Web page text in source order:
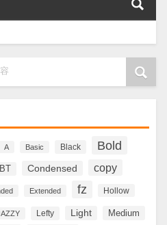
A Basic Black Bold
BT Condensed copy
Extended fz Hollow
Lefty Light Medium